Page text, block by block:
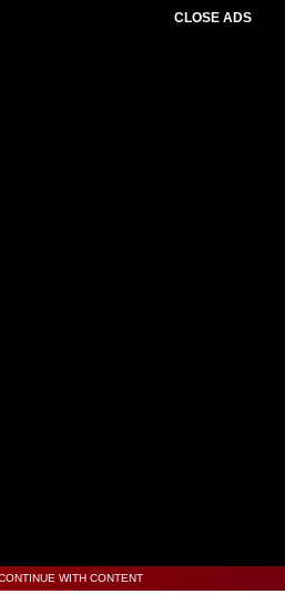
CLOSE ADS
WITH CONTENT